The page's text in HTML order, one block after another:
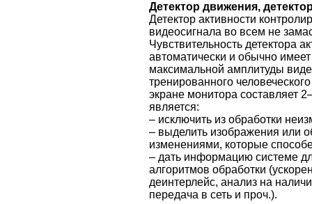
Детектор движения,
Детектор активности
видеосигнала во всем не
Чувствительность детектора
автоматически и обычно
максимальной амплитуды
тренированного
экране монитора составляет
является:
– исключить из обработки
– выделить изображения или
изменениями, которые
– дать информацию системе
алгоритмов обработки
деинтерлейс, анализ на
передача в сеть и проч.).